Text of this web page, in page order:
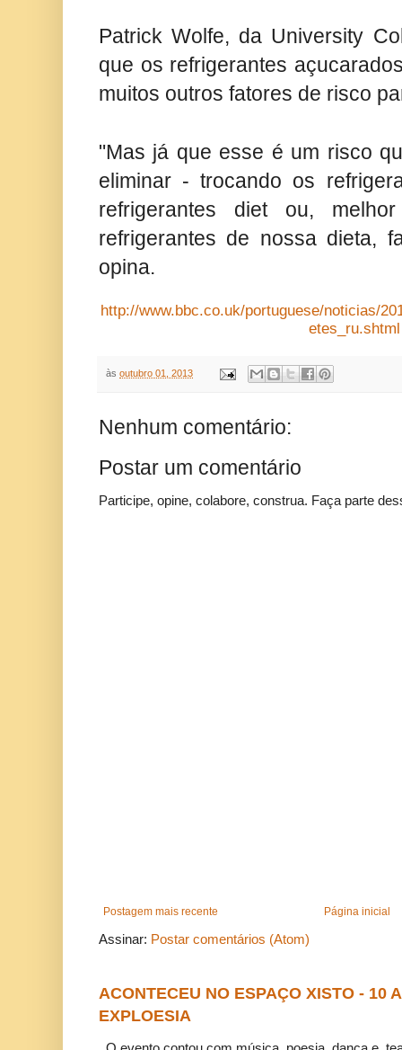
Patrick Wolfe, da University
que os refrigerantes
muitos outros fatores de risco
"Mas já que esse é um risco
eliminar - trocando os
refrigerantes diet ou,
refrigerantes de nossa dieta,
opina.
http://www.bbc.co.uk/portuguese/noticias/
etes_ru.shtml
às outubro 01, 2013
Nenhum comentário:
Postar um comentário
Participe, opine, colabore, construa. Faça parte
Postagem mais recente Página inicial
Assinar: Postar comentários (Atom)
ACONTECEU NO ESPAÇO XISTO - 10
EXPLOESIA